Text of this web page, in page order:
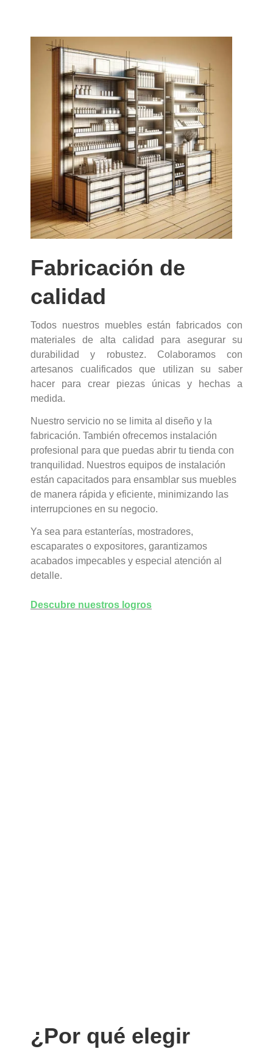
Fabricación de
calidad
Todos nuestros muebles están fabricados con
materiales de alta calidad para asegurar su
durabilidad y robustez. Colaboramos con
artesanos cualificados que utilizan su saber
hacer para crear piezas únicas y hechas a
medida.
Nuestro servicio no se limita al diseño y la
fabricación. También ofrecemos instalación
profesional para que puedas abrir tu tienda con
tranquilidad. Nuestros equipos de instalación
están capacitados para ensamblar sus muebles
de manera rápida y eficiente, minimizando las
interrupciones en su negocio.
Ya sea para estanterías, mostradores,
escaparates o expositores, garantizamos
acabados impecables y especial atención al
detalle.
Descubre nuestros logros
¿Por qué elegir